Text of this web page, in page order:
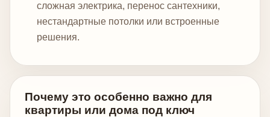
сложная электрика, перенос сантехники,
нестандартные потолки или встроенные
решения.
Почему это особенно важно для
квартиры или дома под ключ